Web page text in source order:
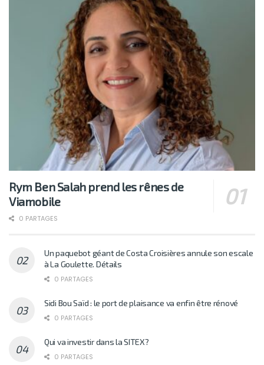
Rym Ben Salah prend les rênes de
Viamobile
0 PARTAGES
Un paquebot géant de Costa Croisières annule son escale
à La Goulette. Détails
0 PARTAGES
Sidi Bou Saïd : le port de plaisance va enfin être rénové
0 PARTAGES
Qui va investir dans la SITEX?
0 PARTAGES